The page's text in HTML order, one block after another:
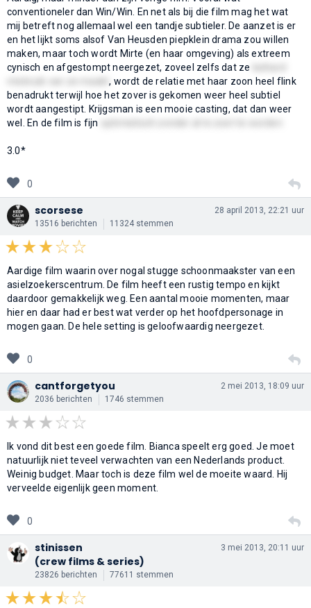
conventioneler dan Win/Win. En net als bij die film mag het wat
mij betreft nog allemaal wel een tandje subtieler. De aanzet is er
en het lijkt soms alsof Van Heusden piepklein drama zou willen
maken, maar toch wordt Mirte (en haar omgeving) als extreem
cynisch en afgestompt neergezet, zoveel zelfs dat ze
misbruik van ze maakt, wordt de relatie met haar zoon heel flink
benadrukt terwijl hoe het zover is gekomen weer heel subtiel
wordt aangestipt. Krijgsman is een mooie casting, dat dan weer
wel. En de film is fijn
3.0*
0
scorsese
13516 berichten 11324 stemmen
28 april 2013, 22:21 uur
Aardige film waarin over nogal stugge schoonmaakster van een
asielzoekerscentrum. De film heeft een rustig tempo en kijkt
daardoor gemakkelijk weg. Een aantal mooie momenten, maar
hier en daar had er best wat verder op het hoofdpersonage in
mogen gaan. De hele setting is geloofwaardig neergezet.
0
cantforgetyou
2036 berichten 1746 stemmen
2 mei 2013, 18:09 uur
Ik vond dit best een goede film. Bianca speelt erg goed. Je moet
natuurlijk niet teveel verwachten van een Nederlands product.
Weinig budget. Maar toch is deze film wel de moeite waard. Hij
verveelde eigenlijk geen moment.
0
stinissen
(crew films & series)
23826 berichten 77611 stemmen
3 mei 2013, 20:11 uur